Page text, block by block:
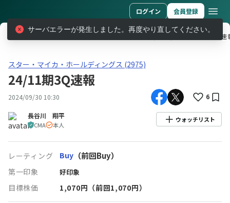
ログイン 会員登録
レポート 24/11期3Q速
スター・マイカ・ホールディングス(2975)24/11期3Q速報
スター・マイカ・ホールディングス (2975)
24/11期3Q速報
2024/09/30 10:30 6
長谷川 翔平
CMA 本人
ウォッチリスト
レーティング Buy （前回Buy）
第一印象 好印象
目標株価 1,070円 （前回1,070円）
サーバエラーが発生しました。再度やり直してください。